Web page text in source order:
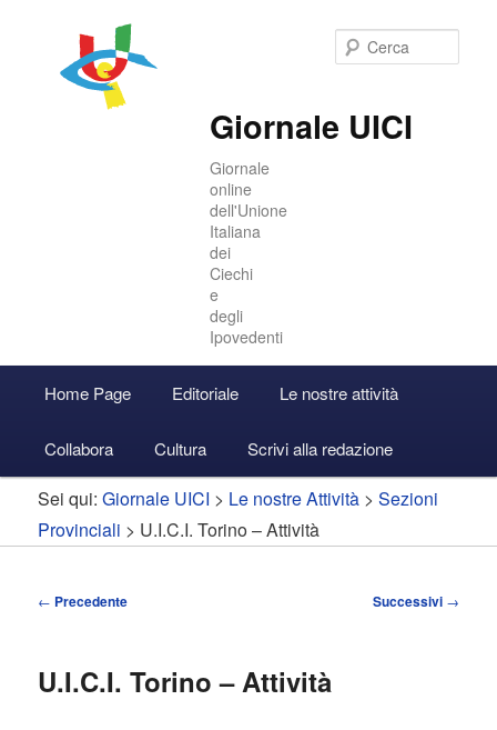
Giornale UICI
Giornale
online
dell'Unione
Italiana
dei
Ciechi
e
degli
Ipovedenti
principale
Vai
al
contenuto
Vai
al
contenuto
Accedi
Home Page Editoriale Le nostre attività
Collabora Cultura Scrivi alla redazione
Sei qui:Giornale UICI > Le nostre Attività >Sezioni
Provinciali > U.I.C.I. Torino – Attività
Navigazione
← Precedente Successivi →
U.I.C.I. Torino – Attività